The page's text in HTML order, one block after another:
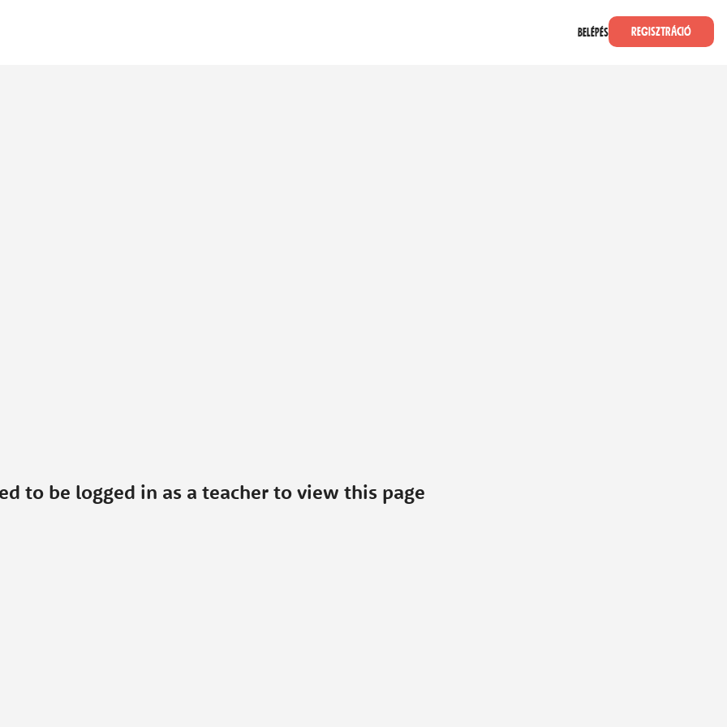
Belépés Regisztráció
to be logged in as a teacher to view this page